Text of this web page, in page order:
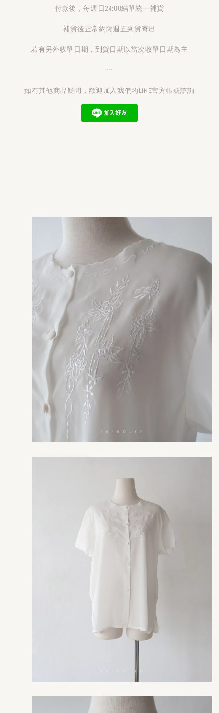
付款後，每週日24:00結單統一補貨
補貨後正常約隔週五到貨寄出
若有另外收單日期，到貨日期以當次收單日期為主
---
如有其他商品疑問，歡迎加入我們的LINE官方帳號諮詢